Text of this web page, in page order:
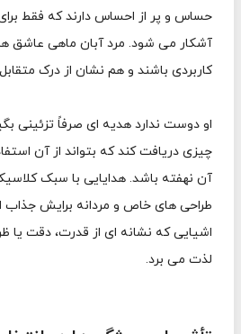
حساس و پر از احساس دارند که فقط
آشکار می شود. مرد آبان ماهی عاشق
کاربردی باشند و هم نشان از درک
او دوست ندارد هدیه ای صرفاً تزئینی
چیزی دریافت کند که بتواند از آن
آن نهفته باشد. هدایایی با سبک
طراحی های خاص و مردانه برایش جذاب
اشیایی که نشانه ای از قدرت، دقت یا
لذت می برد.